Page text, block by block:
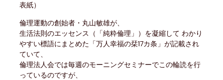
表紙）
倫理運動の創始者・丸山敏雄が、
生活法則のエッセンス（「純粋倫理」）を凝縮して わかり
やすい標語にまとめた「万人幸福の栞17カ条」が記載され
ていて、
倫理法人会では毎週のモーニングセミナーでこの輪読を行
っているのですが、